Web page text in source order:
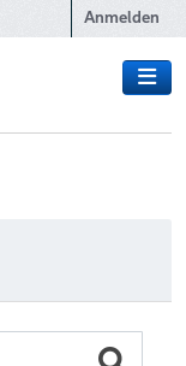
Anmelden